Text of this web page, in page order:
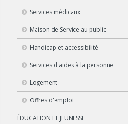
Services médicaux
Maison de Service au public
Handicap et accessibilité
Services d'aides à la personne
Logement
Offres d'emploi
ÉDUCATION ET JEUNESSE